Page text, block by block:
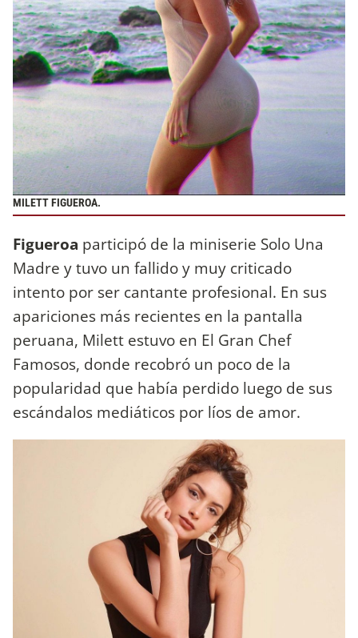
MILETT FIGUEROA.
Figueroa participó de la miniserie Solo Una
Madre y tuvo un fallido y muy criticado
intento por ser cantante profesional. En sus
apariciones más recientes en la pantalla
peruana, Milett estuvo en El Gran Chef
Famosos, donde recobró un poco de la
popularidad que había perdido luego de sus
escándalos mediáticos por líos de amor.